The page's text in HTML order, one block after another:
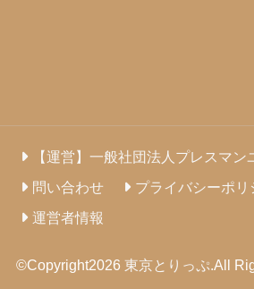
【運営】一般社団法人プレスマン
問い合わせ
プライバシーポリ
運営者情報
©Copyright2026 東京とりっぷ.All